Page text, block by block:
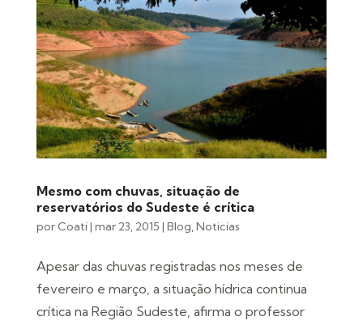
Mesmo com chuvas, situação de
reservatórios do Sudeste é crítica
por Coati| mar 23, 2015 | Blog,Noticias
Apesar das chuvas registradas nos meses de
fevereiro e março, a situação hídrica continua
crítica na Região Sudeste, afirma o professor